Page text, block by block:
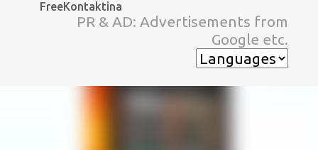
スキップしてメイン コンテンツに移動
FreeKontaktina
PR & AD: Advertisements from
Google etc.